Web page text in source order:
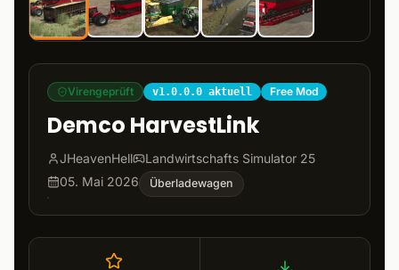
Virengeprüft v1.0.0.0 aktuell Free Mod
Demco HarvestLink
JHeavenHell
Landwirtschafts Simulator 25
05. Mai 2026
Überladewagen